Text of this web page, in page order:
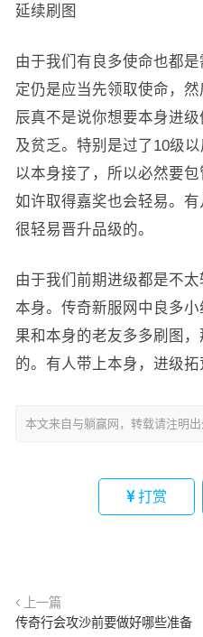
延续刷图
由于我们有良多使命也都
定仍是应当先领取使命，
辰真不是说你想要本身进
及贫乏。特别是过了10级
以本身接了，所以必然要包
如许取得嘉奖也会轻易。
很轻易晋升品级的。
由于我们前期进级都是不
本身。传奇新服网中良多
果和本身的老友多多刷图
的。有人带上本身，进级拓
本文来自与躺赢网，转载请注明出
打赏
上一篇
传奇行会攻沙前要做好哪些准备